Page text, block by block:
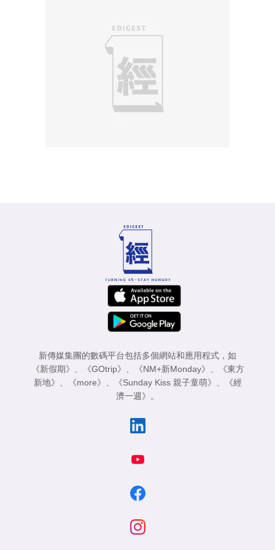
新傳媒集團的數碼平台包括多個網站和應用程式，如
《新假期》
《GOtrip》 《NM+新Monday》
《東方
新地》
《more》 《Sunday Kiss 親子童萌》
《經
濟一週》
。